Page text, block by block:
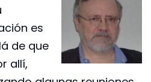
es
de que
allí,